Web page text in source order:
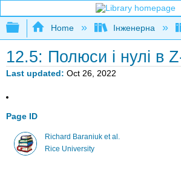
Expand/collapse global
Home Інженерна
12.5: Полюси і нулі в
Last updated Oct 26, 2022
Page ID
Richard Baraniuk et al.
Rice University